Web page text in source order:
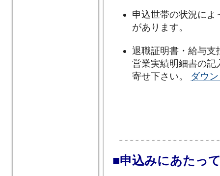
申込世帯の状況に
があります。
退職証明書・給与支
営業実績明細書の
寄せ下さい。 ダウ
■申込みにあたっ